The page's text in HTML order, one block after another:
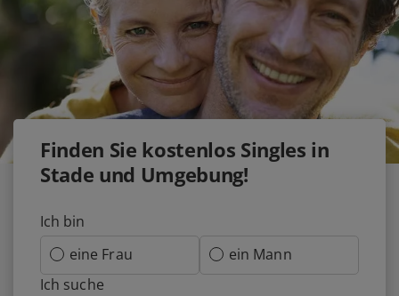
Finden Sie kostenlos Singles in
Stade und Umgebung!
Ich bin
eine Frau
ein Mann
Ich suche